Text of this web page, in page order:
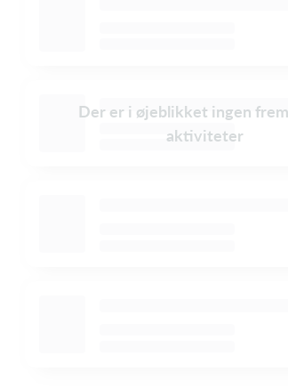
Der er i øjeblikket ingen
aktiviteter